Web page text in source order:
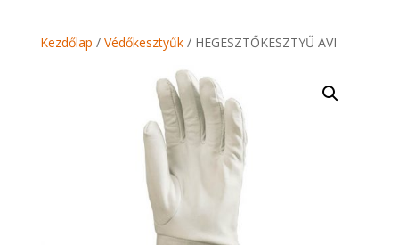
Kezdőlap / Védőkesztyűk/ HEGESZTŐKESZTYŰ AVI